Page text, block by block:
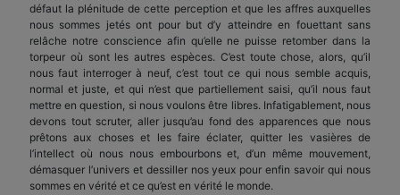
défaut la plénitude de cette perception et que les affres auxquelles
nous sommes jetés ont pour but d’y atteindre en fouettant sans
relâche notre conscience afin qu’elle ne puisse re­tomber dans la
torpeur où sont les autres espèces. C’est toute chose, alors, qu’il
nous faut interroger à neuf, c’est tout ce qui nous semble acquis,
normal et juste, et qui n’est que partiellement saisi, qu’il nous faut
mettre en question, si nous voulons être libres. Infatigablement, nous
devons tout scru­ter, aller jusqu’au fond des apparences que nous
prêtons aux choses et les faire éclater, quitter les vasières de
l’intellect où nous nous embourbons et, d’un même mouvement,
démasquer l’univers et des­siller nos yeux pour enfin savoir qui nous
sommes en vérité et ce qu’est en vérité le monde.